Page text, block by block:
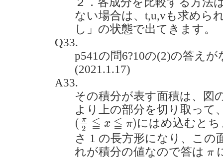
ない場合は、t,u,vも求めら
し」の状態で出てきます。
Q33.
p541の問6?10の(2)の答え
(2021.1.17)
A33.
その積分が表す面積は、図
より上の部分を切り取って
( π
2 ≦ x ≦ π)
(π2 ≦x≦π)
にはめ込むと
さ 1 の長方形になり、この
れが積分の値なので答は π
π